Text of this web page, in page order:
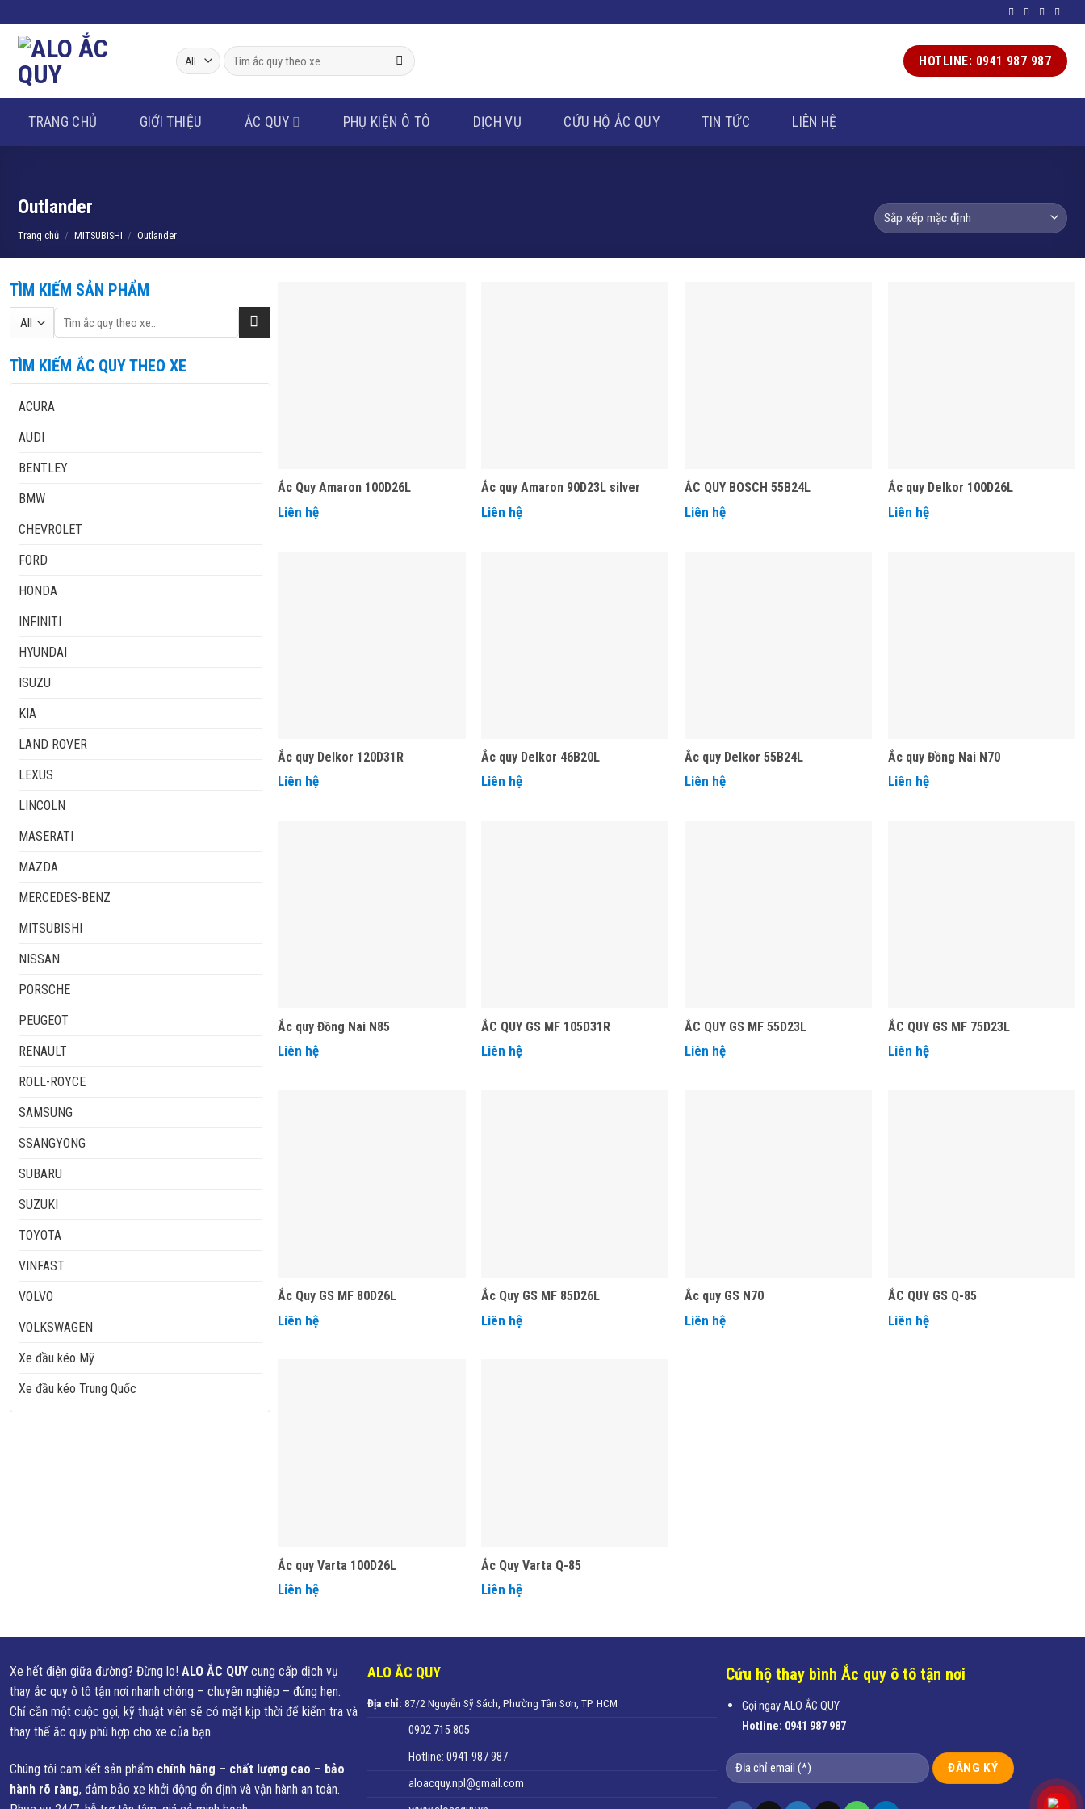
to
content
Tìm
kiếm:
HOTLINE: 0941 987 987
TRANG CHỦ GIỚI THIỆU ẮC QUY PHỤ KIỆN Ô TÔ DỊCH VỤ CỨU HỘ ẮC QUY TIN TỨC LIÊN HỆ
Outlander
Trang chủ / MITSUBISHI / Outlander
TÌM KIẾM SẢN PHẨM
Tìm
kiếm:
TÌM KIẾM ẮC QUY THEO XE
ACURA
AUDI
BENTLEY
BMW
CHEVROLET
FORD
HONDA
INFINITI
HYUNDAI
ISUZU
KIA
LAND ROVER
LEXUS
LINCOLN
MASERATI
MAZDA
MERCEDES-BENZ
MITSUBISHI
NISSAN
PORSCHE
PEUGEOT
RENAULT
ROLL-ROYCE
SAMSUNG
SSANGYONG
SUBARU
SUZUKI
TOYOTA
VINFAST
VOLVO
VOLKSWAGEN
Xe đầu kéo Mỹ
Xe đầu kéo Trung Quốc
Ắc Quy Amaron 100D26L
Liên hệ
Ắc quy Amaron 90D23L silver
Liên hệ
ẮC QUY BOSCH 55B24L
Liên hệ
Ắc quy Delkor 100D26L
Liên hệ
Ắc quy Delkor 120D31R
Liên hệ
Ắc quy Delkor 46B20L
Liên hệ
Ắc quy Delkor 55B24L
Liên hệ
Ắc quy Đồng Nai N70
Liên hệ
Ắc quy Đồng Nai N85
Liên hệ
ẮC QUY GS MF 105D31R
Liên hệ
ẮC QUY GS MF 55D23L
Liên hệ
ẮC QUY GS MF 75D23L
Liên hệ
Ắc Quy GS MF 80D26L
Liên hệ
Ắc Quy GS MF 85D26L
Liên hệ
Ắc quy GS N70
Liên hệ
ẮC QUY GS Q-85
Liên hệ
Ắc quy Varta 100D26L
Liên hệ
Ắc Quy Varta Q-85
Liên hệ
Xe hết điện giữa đường? Đừng lo! ALO ẮC QUY cung cấp dịch vụ
thay ắc quy ô tô tận nơi nhanh chóng – chuyên nghiệp – đúng hẹn.
Chỉ cần một cuộc gọi, kỹ thuật viên sẽ có mặt kịp thời để kiểm tra và
thay thế ắc quy phù hợp cho xe của bạn.
Chúng tôi cam kết sản phẩm chính hãng – chất lượng cao – bảo
hành rõ ràng, đảm bảo xe khởi động ổn định và vận hành an toàn.
ALO ẮC QUY
Địa chỉ: 87/2 Nguyễn Sỹ Sách, Phường Tân Sơn, TP. HCM
0902 715 805
Hotline: 0941 987 987
aloacquy.npl@gmail.com
Cứu hộ thay bình Ắc quy ô tô tận nơi
Gọi ngay ALO ẮC QUY
Hotline: 0941 987 987